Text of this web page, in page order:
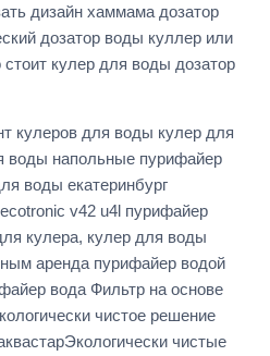
дизайн хаммама дозатор
дозатор воды куллер или
кулер для воды дозатор
кулеров для воды кулер для
воды напольные пурифайер
воды екатеринбург
v42 u4l пурифайер
кулера, кулер для воды
аренда пурифайер водой
вода Фильтр на основе
чистое решение
чистые